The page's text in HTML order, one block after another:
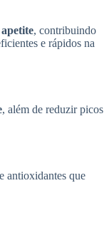
, contribuindo
e rápidos na
, além de reduzir picos
antioxidantes que